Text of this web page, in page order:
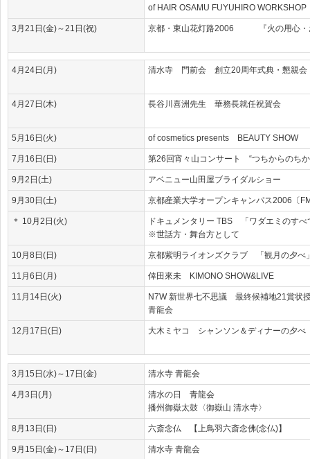
of HAIR OSAMU FUYUHIRO WORKSHOP
3月21日(金)～21日(祝) 京都・東山花灯路2006 『火の用心・
4月24日(月) 清水寺 門前会 創立20周年式典・懇親会
4月27日(木) 長谷川喜洲先生 華務長就任祝賀会
5月16日(火) of cosmetics presents BEAUTY SHOW
7月16日(日) 第26回宵々山コンサート “つちからのち
9月2日(土) アベニュー山田屋ブライダルショー
9月30日(土) 京都産業大学オープンキャンパス2006〔
＊ 10月2日(火)
ドキュメンタリー TBS 「ワダエミのすべ
※世話方・舞台方として
10月8日(日) 京都紫明ライオンズクラブ 「観月の夕
11月6日(月) 倖田來未 KIMONO SHOW&LIVE
11月14日(火)
N7W 新世界七不思議 最終候補地21賞状
青龍会
12月17日(日) 大木ミヤコ シャンソン＆ディナーの夕べ
3月15日(水)～17日(金) 清水寺 青龍会
4月3日(月)
清水の日 青龍会
播州御嶽太鼓〈御嶽山 清水寺〉
8月13日(日) 六斎念仏 【上鳥羽六斎念佛(念仏)】
9月15日(金)～17日(日) 清水寺 青龍会